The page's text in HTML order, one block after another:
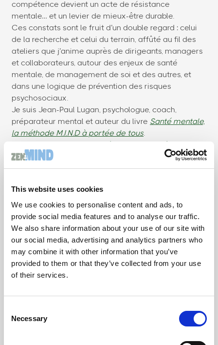
This website uses cookies
We use cookies to personalise content and ads, to
provide social media features and to analyse our traffic.
We also share information about your use of our site with
our social media, advertising and analytics partners who
may combine it with other information that you’ve
provided to them or that they’ve collected from your use
of their services.
Selection
Necessary
compétence devient un acte de résistance
mentale… et un levier de mieux-être durable.
Ces constats sont le fruit d’un double regard : celui
de la recherche et celui du terrain, affûté au fil des
ateliers que j’anime auprès de dirigeants, managers
et collaborateurs, autour des enjeux de santé
mentale, de management de soi et des autres, et
dans une logique de prévention des risques
psychosociaux.
Je suis Jean-Paul Lugan, psychologue, coach,
préparateur mental et auteur du livre Santé mentale,
la méthode M.I.N.D à portée de tous.
M.I.N.D à portée de tous
Si vous voulez en savoir plus sur notre offre de
Mon mantra
Prendre soin de soi n’est pas un luxe, c’est une
compétence.